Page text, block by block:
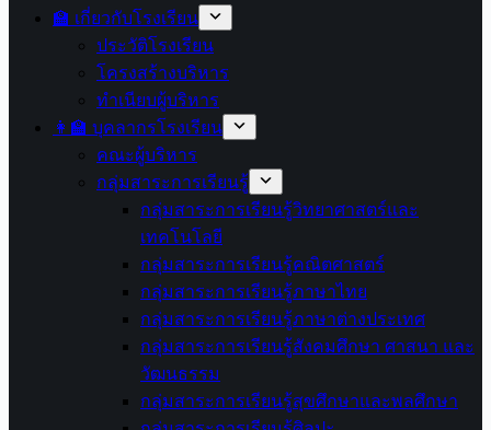
🏫 เกี่ยวกับโรงเรียน
ประวัติโรงเรียน
โครงสร้างบริหาร
ทำเนียบผู้บริหาร
👩‍🏫 บุคลากรโรงเรียน
คณะผู้บริหาร
กลุ่มสาระการเรียนรู้
กลุ่มสาระการเรียนรู้วิทยาศาสตร์และ
เทคโนโลยี
กลุ่มสาระการเรียนรู้คณิตศาสตร์
กลุ่มสาระการเรียนรู้ภาษาไทย
กลุ่มสาระการเรียนรู้ภาษาต่างประเทศ
กลุ่มสาระการเรียนรู้สังคมศึกษา ศาสนา และ
วัฒนธรรม
กลุ่มสาระการเรียนรู้สุขศึกษาและพลศึกษา